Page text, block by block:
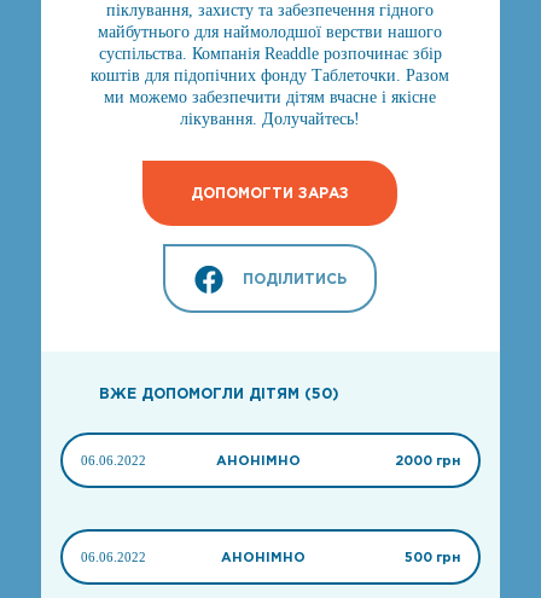
піклування, захисту та забезпечення гідного
майбутнього для наймолодшої верстви нашого
суспільства. Компанія Readdle розпочинає збір
коштів для підопічних фонду Таблеточки. Разом
ми можемо забезпечити дітям вчасне і якісне
лікування. Долучайтесь!
ДОПОМОГТИ ЗАРАЗ
ПОДІЛИТИСЬ
ВЖЕ ДОПОМОГЛИ ДІТЯМ (50)
06.06.2022 АНОНІМНО 2000 грн
06.06.2022 АНОНІМНО 500 грн